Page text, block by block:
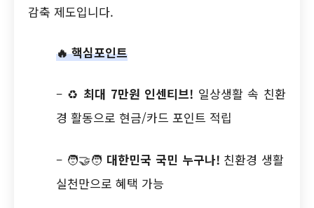
감축 제도입니다.
🔥 핵심포인트
– ♻️ 최대 7만원 인센티브! 일상생활 속 친환
경 활동으로 현금/카드 포인트 적립
– 🧑‍🤝‍🧑 대한민국 국민 누구나! 친환경 생활
실천만으로 혜택 가능